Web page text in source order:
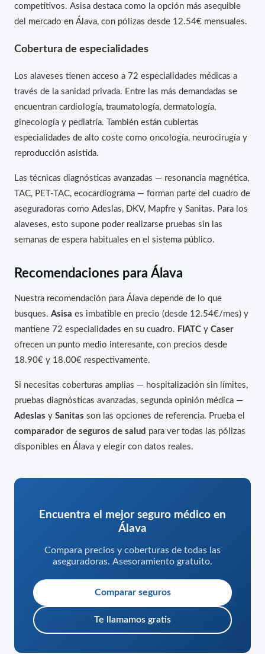
competitivos. Asisa destaca como la opción más asequible
del mercado en Álava, con pólizas desde 12.54€ mensuales.
Cobertura de especialidades
Los alaveses tienen acceso a 72 especialidades médicas a
través de la sanidad privada. Entre las más demandadas se
encuentran cardiología, traumatología, dermatología,
ginecología y pediatría. También están cubiertas
especialidades de alto coste como oncología, neurocirugía y
reproducción asistida.
Las técnicas diagnósticas avanzadas — resonancia magnética,
TAC, PET-TAC, ecocardiograma — forman parte del cuadro de
aseguradoras como Adeslas, DKV, Mapfre y Sanitas. Para los
alaveses, esto supone poder realizarse pruebas sin las
semanas de espera habituales en el sistema público.
Recomendaciones para Álava
Nuestra recomendación para Álava depende de lo que
busques. Asisa es imbatible en precio (desde 12.54€/mes) y
mantiene 72 especialidades en su cuadro. FIATC y Caser
ofrecen un punto medio interesante, con precios desde
18.90€ y 18.00€ respectivamente.
Si necesitas coberturas amplias — hospitalización sin límites,
pruebas diagnósticas avanzadas, segunda opinión médica —
Adeslas y Sanitas son las opciones de referencia. Prueba el
comparador de seguros de salud para ver todas las pólizas
disponibles en Álava y elegir con datos reales.
Encuentra el mejor seguro médico en
Álava
Compara precios y coberturas de todas las
aseguradoras. Asesoramiento gratuito.
Comparar seguros
Te llamamos gratis